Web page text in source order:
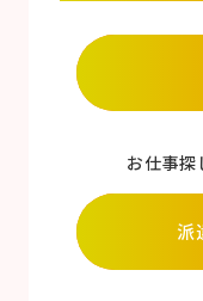
お仕事探
派